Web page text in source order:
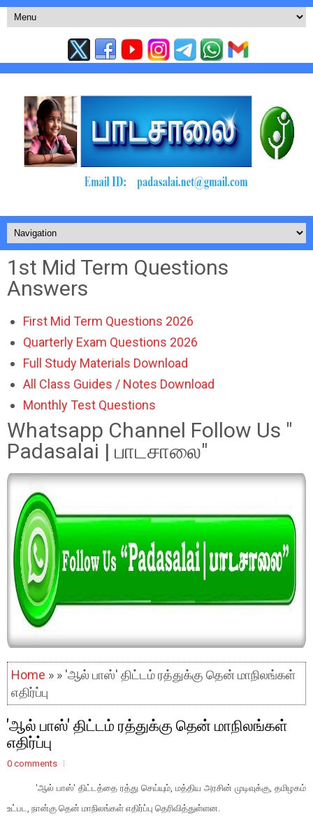
1st Mid Term Questions
Answers
First Mid Term Questions 2026
Quarterly Exam Questions 2026
Full Study Materials Download
All Class Guides / Notes Download
Monthly Test Questions
Whatsapp Channel Follow Us "
Padasalai | பாடசாலை"
Home » » 'ஆல் பாஸ்' திட்டம் ரத்துக்கு தென் மாநிலங்கள்
எதிர்ப்பு
'ஆல் பாஸ்' திட்டம் ரத்துக்கு தென் மாநிலங்கள்
எதிர்ப்பு
0 comments
'ஆல் பாஸ்' திட்டத்தை ரத்து செய்யும், மத்திய அரசின் முடிவுக்கு, தமிழகம்
உட்பட, நான்கு தென் மாநிலங்கள் எதிர்ப்பு தெரிவித்துள்ளன.